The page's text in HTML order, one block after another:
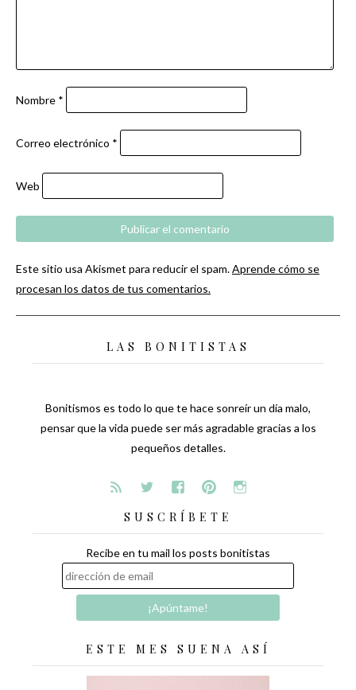
Nombre *
Correo electrónico *
Web
Este sitio usa Akismet para reducir el spam.Aprende cómo se
procesan los datos de tus comentarios.
LAS BONITISTAS
Bonitismos es todo lo que te hace sonreír un día malo,
pensar que la vida puede ser más agradable gracias a los
pequeños detalles.
SUSCRÍBETE
Recibe en tu mail los posts bonitistas
ESTE MES SUENA ASÍ